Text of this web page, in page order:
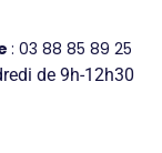
de 9h-12h30
: 03 88 85 89 25